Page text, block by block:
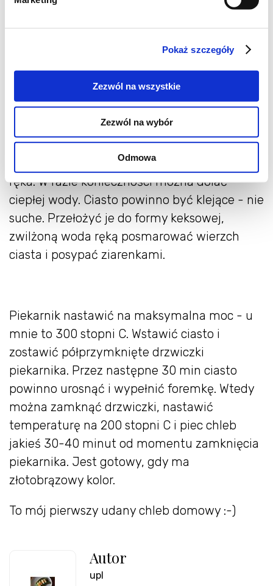
Pokaż szczegóły
Zezwól na wszystkie
Zezwól na wybór
Odmowa
wodzie. Wsypać mąki razowe i 200 g mąki
białej, wymieszać - nie musi być dokładnie
wymieszane. Odstawić w ciepłe miejsce na ok
30 minut. W tym czasie formę do keksu
wysmarować olejem. Do rozczyny, który
powinien podwoić objętość dodać resztę
mąki i wyrabiać ok 5-10 minut - najlepiej
ręka. W razie konieczności można dolać
ciepłej wody. Ciasto powinno być klejące - nie
suche. Przełożyć je do formy keksowej,
zwilżoną woda ręką posmarować wierzch
ciasta i posypać ziarenkami.
Piekarnik nastawić na maksymalna moc - u
mnie to 300 stopni C. Wstawić ciasto i
zostawić półprzymknięte drzwiczki
piekarnika. Przez następne 30 min ciasto
powinno urosnąć i wypełnić foremkę. Wtedy
można zamknąć drzwiczki, nastawić
temperaturę na 200 stopni C i piec chleb
jakieś 30-40 minut od momentu zamknięcia
piekarnika. Jest gotowy, gdy ma
złotobrązowy kolor.
To mój pierwszy udany chleb domowy :-)
Autor
upl